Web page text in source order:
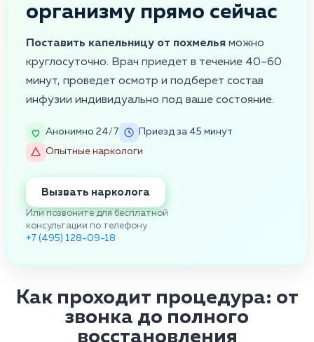
организму прямо сейчас
Поставить капельницу от похмелья можно
круглосуточно. Врач приедет в течение 40–60
минут, проведет осмотр и подберет состав
инфузии индивидуально под ваше состояние.
Анонимно 24/7
Приезд за 45 минут
Опытные наркологи
Вызвать нарколога
Или позвоните для бесплатной
консультации по телефону
+7 (495) 128-09-18
Как проходит процедура: от
звонка до полного
восстановления